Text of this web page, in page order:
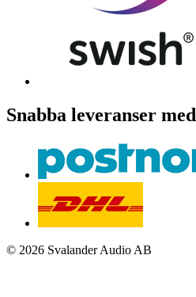
Snabba leveranser med
© 2026 Svalander Audio AB